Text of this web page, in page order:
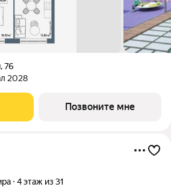
,76
2028
Позвоните мне
4 этаж из 31